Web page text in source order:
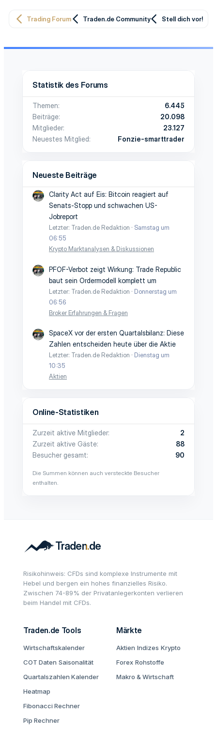
Trading Forum Traden.de Community Stell dich vor!
Statistik des Forums
Themen
6.445
Beiträge
20.098
Mitglieder
23.127
Neuestes Mitglied
Fonzie-smarttrader
Neueste Beiträge
Clarity Act auf Eis: Bitcoin reagiert auf
Senats-Stopp und schwachen US-
Jobreport
Letzter: Traden.de Redaktion
Samstag um
06:55
Krypto Marktanalysen & Diskussionen
PFOF-Verbot zeigt Wirkung: Trade Republic
baut sein Ordermodell komplett um
Letzter: Traden.de Redaktion
Donnerstag um
06:56
Broker Erfahrungen & Fragen
SpaceX vor der ersten Quartalsbilanz: Diese
Zahlen entscheiden heute über die Aktie
Letzter: Traden.de Redaktion
Dienstag um
10:35
Aktien
Online-Statistiken
Zurzeit aktive Mitglieder
2
Zurzeit aktive Gäste
88
Besucher gesamt
90
Die Summen können auch versteckte Besucher
enthalten.
Risikohinweis: CFDs sind komplexe Instrumente mit
Hebel und bergen ein hohes finanzielles Risiko.
Zwischen 74-89% der Privatanlegerkonten verlieren
beim Handel mit CFDs.
Traden.de Tools
Wirtschaftskalender
COT Daten Saisonalität
Quartalszahlen Kalender
Heatmap
Fibonacci Rechner
Pip Rechner
Märkte
Aktien Indizes Krypto
Forex Rohstoffe
Makro & Wirtschaft